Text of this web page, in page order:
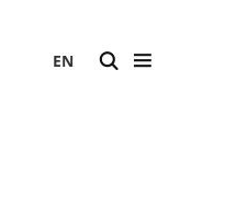
EN